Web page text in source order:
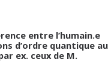
entre l’humain.e
d’ordre quantique au
ex. ceux de M.